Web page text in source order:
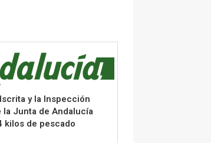
y la Inspección
la Junta de Andalucía
kilos de pescado